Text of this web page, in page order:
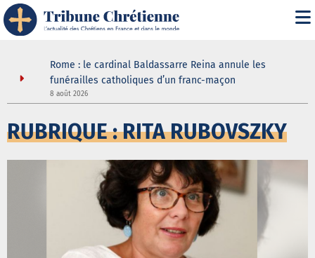
Rome : le cardinal Baldassarre Reina annule les
funérailles catholiques d’un franc-maçon
8 août 2026
RUBRIQUE : RITA RUBOVSZKY